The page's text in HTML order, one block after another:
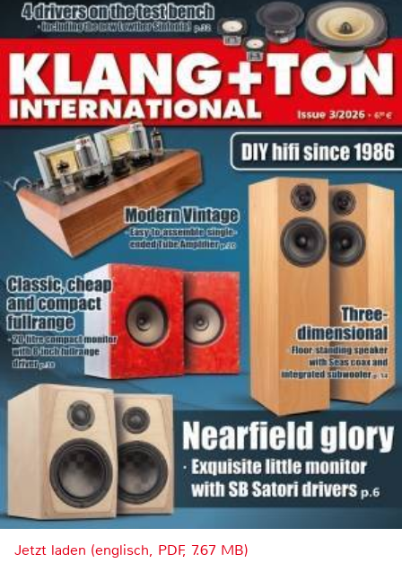
Jetzt laden (englisch, PDF, 7.67 MB)